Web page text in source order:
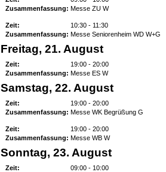
Zusammenfassung: Messe ZU W
Zeit:
10:30 - 11:30
Zusammenfassung: Messe Seniorenheim WD W+G
Freitag, 21. August
Zeit:
19:00 - 20:00
Zusammenfassung: Messe ES W
Samstag, 22. August
Zeit:
19:00 - 20:00
Zusammenfassung: Messe WK Begrüßung G
Zeit:
19:00 - 20:00
Zusammenfassung: Messe WB W
Sonntag, 23. August
Zeit:
09:00 - 10:00